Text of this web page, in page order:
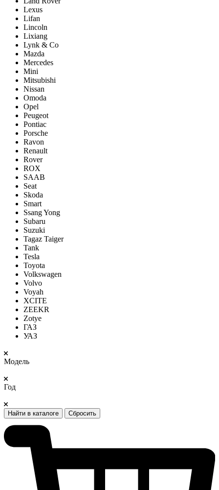
Lexus
Lifan
Lincoln
Lixiang
Lynk & Co
Mazda
Mercedes
Mini
Mitsubishi
Nissan
Omoda
Opel
Peugeot
Pontiac
Porsсhe
Ravon
Renault
Rover
ROX
SAAB
Seat
Skoda
Smart
Ssang Yong
Subaru
Suzuki
Tagaz Taiger
Tank
Tesla
Toyota
Volkswagen
Volvo
Voyah
XCITE
ZEEKR
Zotye
ГАЗ
УАЗ
Модель
Год
Найти в каталоге Сбросить